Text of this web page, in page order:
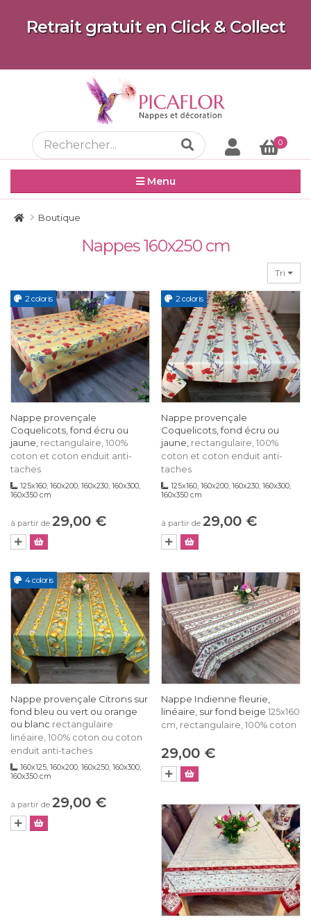
Retrait gratuit en Click & Collect
0
Menu
Boutique
Nappes 160x250 cm
Tri
2 coloris
Nappe provençale
Coquelicots, fond écru ou
jaune, rectangulaire, 100%
coton et coton enduit anti-
taches
125x160, 160x200, 160x230, 160x300,
160x350 cm
à partir de 29,00 €
2 coloris
Nappe provençale
Coquelicots, fond écru ou
jaune, rectangulaire, 100%
coton et coton enduit anti-
taches
125x160, 160x200, 160x230, 160x300,
160x350 cm
à partir de 29,00 €
4 coloris
Nappe provençale Citrons sur
fond bleu ou vert ou orange
ou blanc rectangulaire
linéaire, 100% coton ou coton
enduit anti-taches
160x125, 160x200, 160x250, 160x300,
160x350 cm
à partir de 29,00 €
Nappe Indienne fleurie,
linéaire, sur fond beige 125x160
cm, rectangulaire, 100% coton
29,00 €